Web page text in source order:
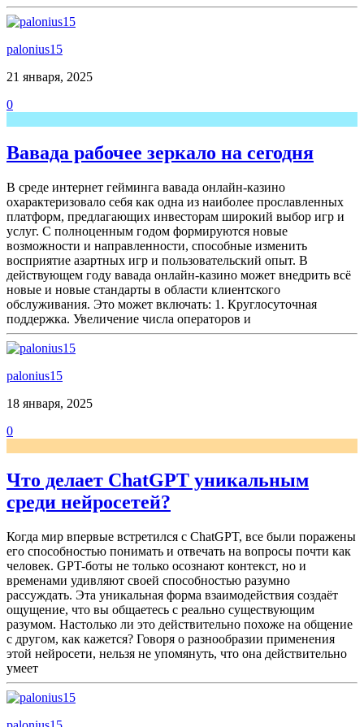
palonius15
21 января, 2025
0
Вавада рабочее зеркало на сегодня
В среде интернет гейминга вавада онлайн-казино
охарактеризовало себя как одна из наиболее прославленных
платформ, предлагающих инвесторам широкий выбор игр и
услуг. С полноценным годом формируются новые
возможности и направленности, способные изменить
восприятие азартных игр и пользовательский опыт. В
действующем году вавада онлайн-казино может внедрить всё
новые и новые стандарты в области клиентского
обслуживания. Это может включать: 1. Круглосуточная
поддержка. Увеличение числа операторов и
palonius15
18 января, 2025
0
Что делает ChatGPT уникальным
среди нейросетей?
Когда мир впервые встретился с ChatGPT, все были поражены
его способностью понимать и отвечать на вопросы почти как
человек. GPT-боты не только осознают контекст, но и
временами удивляют своей способностью разумно
рассуждать. Эта уникальная форма взаимодействия создаёт
ощущение, что вы общаетесь с реально существующим
разумом. Настолько ли это действительно похоже на общение
с другом, как кажется? Говоря о разнообразии применения
этой нейросети, нельзя не упомянуть, что она действительно
умеет